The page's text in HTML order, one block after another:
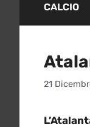
CALCIO
21